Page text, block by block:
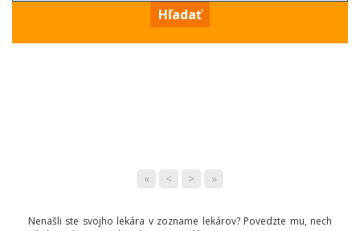
Hľadať
« < > »
Nenašli ste svojho lekára v zozname lekárov? Povedzte mu, nech